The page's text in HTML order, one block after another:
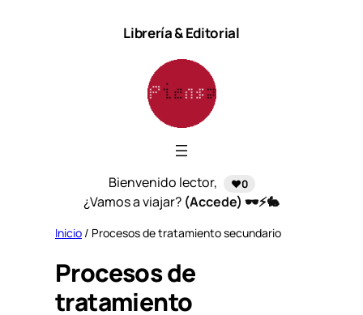
Librería & Editorial
Bienvenido lector, ❤️0
¿Vamos a viajar? (Accede) 🕶️⚡🐇
Inicio / Procesos de tratamiento secundario
Procesos de
tratamiento